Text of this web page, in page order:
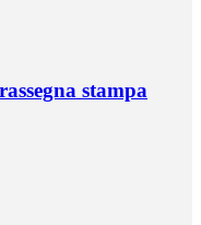
stampa